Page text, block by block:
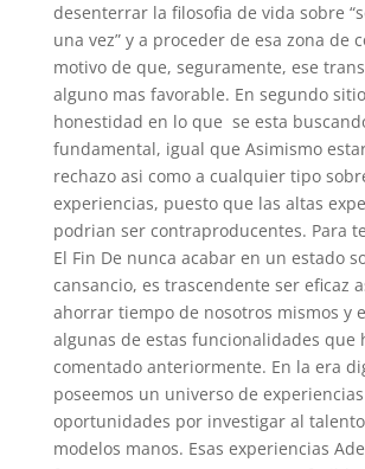
desenterrar la filosofia de vida sobre
una vez” y a proceder de esa zona de
motivo de que, seguramente, ese
alguno mas favorable. En segundo
honestidad en lo que se esta
fundamental, igual que Asimismo
rechazo asi­ como a cualquier tipo
experiencias, puesto que las altas
podri­an ser contraproducentes. Para
El Fin De nunca acabar en un estado
cansancio, es trascendente ser eficaz
ahorrar tiempo de nosotros mismos y el
algunas de estas funcionalidades que
comentado anteriormente. En la era
poseemos un universo de
oportunidades por investigar al
modelos manos. Esas experiencias